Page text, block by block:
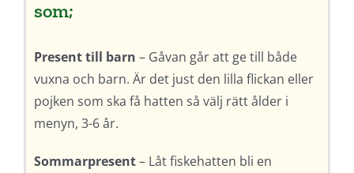
som;
Present till barn – Gåvan går att ge till både
vuxna och barn. Är det just den lilla flickan eller
pojken som ska få hatten så välj rätt ålder i
menyn, 3-6 år.
Sommarpresent– Låt fiskehatten bli en